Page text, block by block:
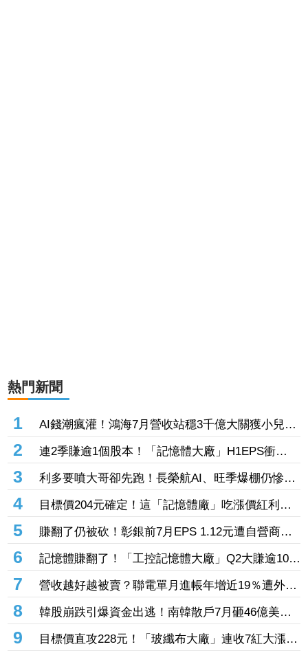
熱門新聞
1
AI錢潮瘋灌！鴻海7月營收站穩3千億大關獲小兒狂
投逾7萬張居冠 「這檔」單月營收首跨9千億、法
說前夕吸買氣
2
連2季賺逾1個股本！「記憶體大廠」H1EPS衝
20.87元 股價卻殺至跌停鎖死
3
利多要噴大哥卻先跑！長榮航AI、旺季爆棚仍慘冠
賣超王 「這檔鋼鐵」７月營收年增46%也不被買
單
4
目標價204元確定！這「記憶體廠」吃漲價紅利、
Q2毛利率衝70% 全年營運看旺
5
賺翻了仍被砍！彰銀前7月EPS 1.12元遭自營商照
殺2.33億淪賣超王 「這檔記憶體」營收創高也遭
倒
6
記憶體賺翻了！「工控記憶體大廠」Q2大賺逾10股
本、H1EPS達166.45元 7月營收續旺再迎年月雙
增
7
營收越好越被賣？聯電單月進帳年增近19％遭外資
「砍到見骨」 台塑4寶「這檔」營收刷49個月新
高也挨刀
8 韓股崩跌引爆資金出逃！南韓散戶7月砸46億美元